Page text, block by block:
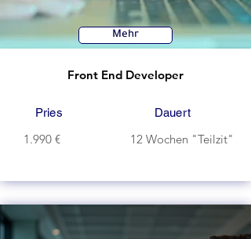
Mehr
Front End Developer
Pries
1.990 €
Dauert
12 Wochen "Teilzit"